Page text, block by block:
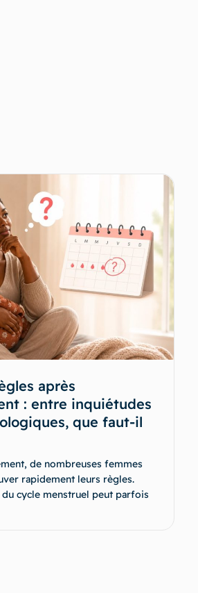
après
: entre inquiétudes
que faut-il
de nombreuses femmes
rapidement leurs règles.
cycle menstruel peut parfois